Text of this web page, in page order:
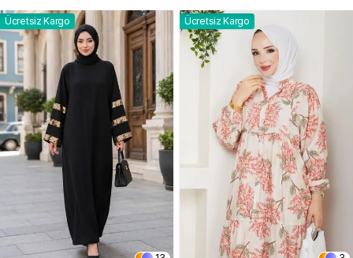
Ücretsiz Kargo Ücretsiz Kargo